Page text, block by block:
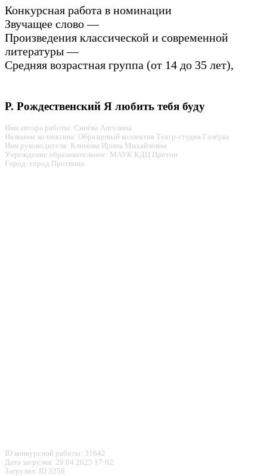
Конкурсная работа в номинации
Звучащее слово —
Произведения классической и современной
литературы —
Средняя возрастная группа (от 14 до 35 лет),
Р. Рождественский Я любить тебя буду
Имя автора работы: Синёва Ангелина
Название коллектива: Образцовый коллектив Театр-студия Галёрка
Имя руководителя: Климова Ирина Михайловна
Учреждение образовательное: МАУК КДЦ Протон
Город: город Протвино
ID конкурсной работы: 31642
Дата загрузки: 29.04.2025 17:02
Загрузил: ID 3258